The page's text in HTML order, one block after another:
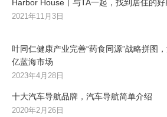
Harbor House丨与TA一起，找到居住的好
2021年11月3日
叶同仁健康产业完善“药食同源”战略拼图
亿蓝海市场
2023年4月28日
十大汽车导航品牌，汽车导航简单介绍
2020年2月26日